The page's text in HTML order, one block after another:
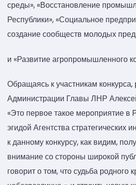
среды», «Восстановление
Республики», «Социальное
создание сообществ молодых
и «Развитие агропромышленного
Обращаясь к участникам конкурса,
Администрации Главы ЛНР
«Это первое такое мероприятие в
эгидой Агентства стратегических
к данному конкурсу, как видим,
внимание со стороны широкой
говорит о том, что судьба родного